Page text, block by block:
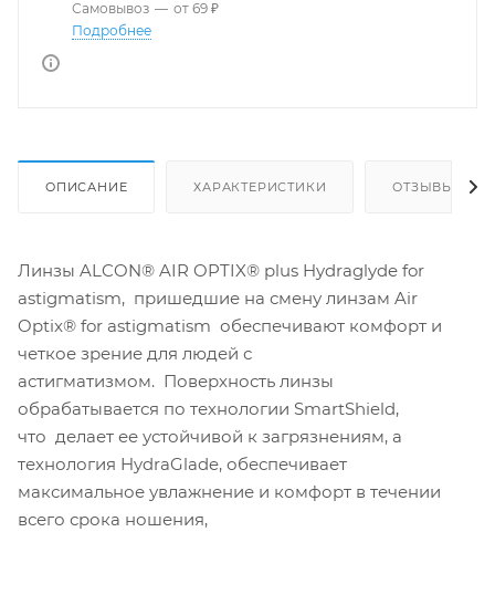
Самовывоз — от 69 ₽
Подробнее
ОПИСАНИЕ ХАРАКТЕРИСТИКИ ОТЗЫВЫ
Линзы ALCON® AIR OPTIX® plus Hydraglyde for
astigmatism, пришедшие на смену линзам Air
Optix® for astigmatism обеспечивают комфорт и
четкое зрение для людей с
астигматизмом. Поверхность линзы
обрабатывается по технологии SmartShield,
что делает ее устойчивой к загрязнениям, а
технология HydraGlade, обеспечивает
максимальное увлажнение и комфорт в течении
всего срока ношения,